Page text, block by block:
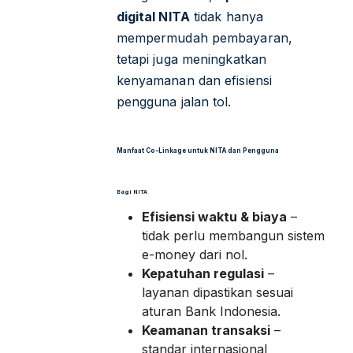
digital NITA tidak hanya
mempermudah pembayaran,
tetapi juga meningkatkan
kenyamanan dan efisiensi
pengguna jalan tol.
Manfaat Co-Linkage untuk NITA dan Pengguna
Bagi NITA
Efisiensi waktu & biaya –
tidak perlu membangun sistem
e-money dari nol.
Kepatuhan regulasi–
layanan dipastikan sesuai
aturan Bank Indonesia.
Keamanan transaksi–
standar internasional